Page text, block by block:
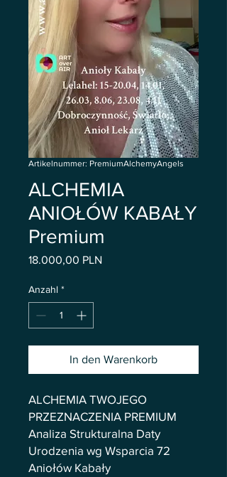
Artikelnummer: PremiumAlchemyAngels
ALCHEMIA
ANIOŁÓW KABAŁY
Premium
18.000,00 PLN
Anzahl *
In den Warenkorb
ALCHEMIA TWOJEGO
PRZEZNACZENIA PREMIUM
Analiza Strukturalna Daty
Urodzenia wg Wsparcia 72
Aniołów Kabały